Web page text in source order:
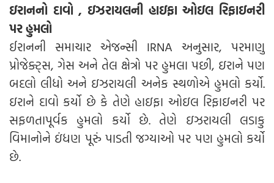
ઇરાનનો દાવો , ઇઝરાયલની હાઇફા ઓઇલ રિફાઇનરી
પર હુમલો
ઈરાનની સમાચાર એજન્સી IRNA અનુસાર, પરમાણુ
પ્રોજેક્ટ્સ, ગેસ અને તેલ ક્ષેત્રો પર હુમલા પછી, ઇરાને પણ
બદલો લીધો અને ઇઝરાયલી અનેક સ્થળોએ હુમલો કર્યો.
ઇરાને દાવો કર્યો છે કે તેણે હાઇફા ઓઇલ રિફાઇનરી પર
સફળતાપૂર્વક હુમલો કર્યો છે. તેણે ઇઝરાયલી લડાકુ
વિમાનોને ઇંધણ પૂરું પાડતી જગ્યાઓ પર પણ હુમલો કર્યો
છે.